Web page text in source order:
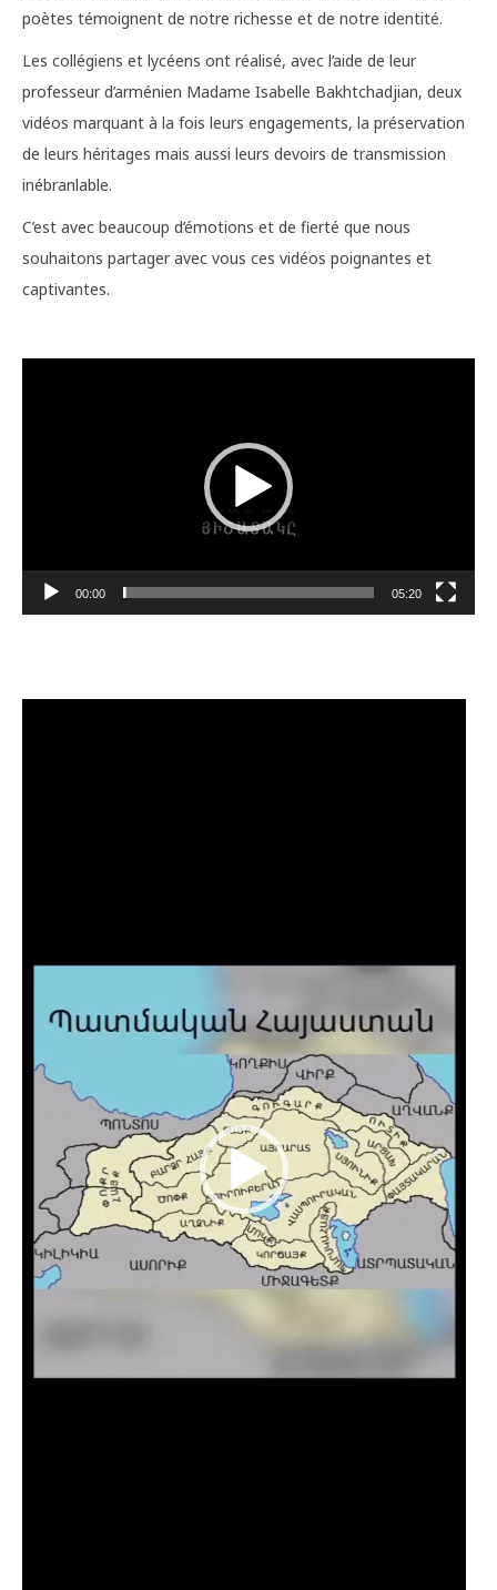
poètes témoignent de notre richesse et de notre identité.
Les collégiens et lycéens ont réalisé, avec l’aide de leur
professeur d’arménien Madame Isabelle Bakhtchadjian, deux
vidéos marquant à la fois leurs engagements, la préservation
de leurs héritages mais aussi leurs devoirs de transmission
inébranlable.
C’est avec beaucoup d’émotions et de fierté que nous
souhaitons partager avec vous ces vidéos poignantes et
captivantes.
00:00 05:20